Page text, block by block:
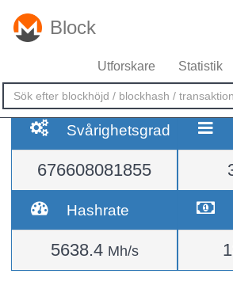
Block
Utforskare Statistik
Svårighetsgrad
676608081855
Hashrate
5638.4 Mh/s